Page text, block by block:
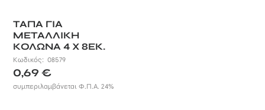
ΤΑΠΑ ΓΙΑ
ΜΕΤΑΛΛΙΚΗ
ΚΟΛΩΝΑ 4 X 8ΕΚ.
Κωδικός:08579
0,69€
συμπεριλαμβάνεται Φ.Π.Α. 24%